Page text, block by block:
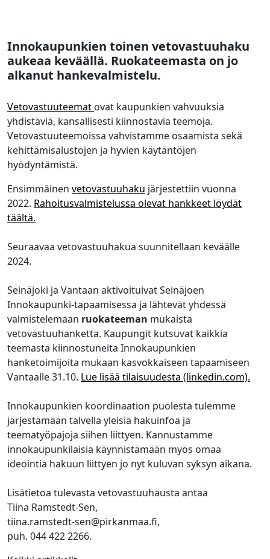
Innokaupunkien toinen vetovastuuhaku
aukeaa keväällä. Ruokateemasta on jo
alkanut hankevalmistelu.
Vetovastuuteemat ovat kaupunkien vahvuuksia
yhdistäviä, kansallisesti kiinnostavia teemoja.
Vetovastuuteemoissa vahvistamme osaamista sekä
kehittämisalustojen ja hyvien käytäntöjen
hyödyntämistä.
Ensimmäinen vetovastuuhaku järjestettiin vuonna
2022. Rahoitusvalmistelussa olevat hankkeet löydät
täältä.
Seuraavaa vetovastuuhakua suunnitellaan keväälle
2024.
Seinäjoki ja Vantaan aktivoituivat Seinäjoen
Innokaupunki-tapaamisessa ja lähtevät yhdessä
valmistelemaan ruokateeman mukaista
vetovastuuhanketta. Kaupungit kutsuvat kaikkia
teemasta kiinnostuneita Innokaupunkien
hanketoimijoita mukaan kasvokkaiseen tapaamiseen
Vantaalle 31.10. Lue lisää tilaisuudesta (linkedin.com).
Innokaupunkien koordinaation puolesta tulemme
järjestämään talvella yleisiä hakuinfoa ja
teematyöpajoja siihen liittyen. Kannustamme
innokaupunkilaisia käynnistämään myös omaa
ideointia hakuun liittyen jo nyt kuluvan syksyn aikana.
Lisätietoa tulevasta vetovastuuhausta antaa
Tiina Ramstedt-Sen,
tiina.ramstedt-sen@pirkanmaa.fi,
puh. 044 422 2266.